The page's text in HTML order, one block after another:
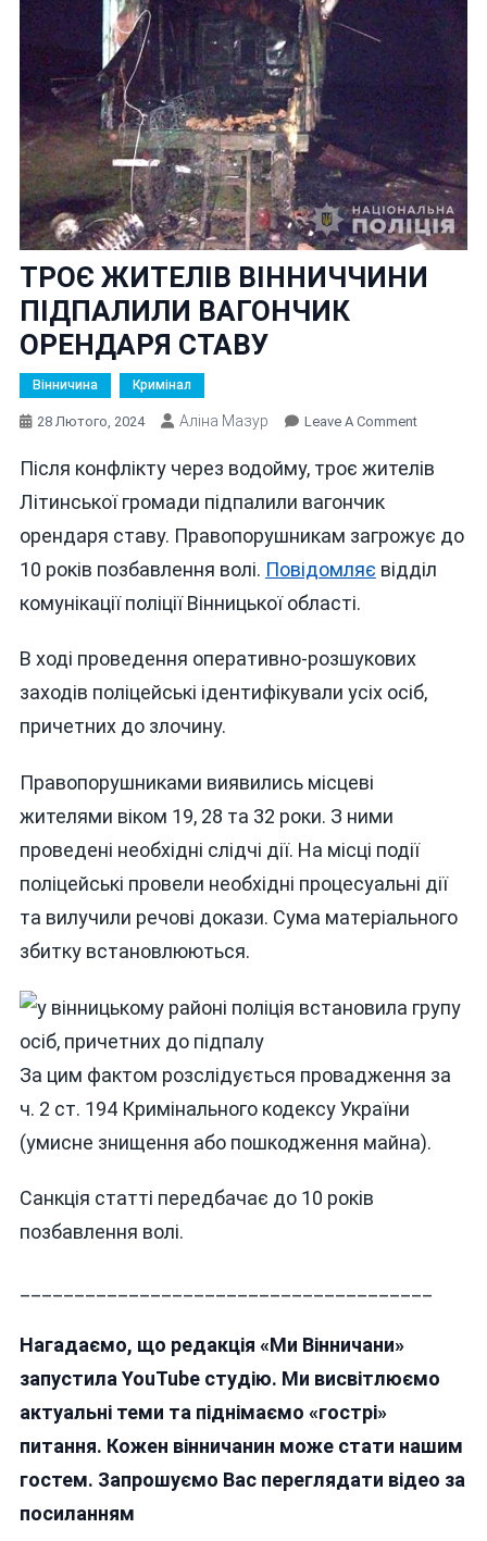
ТРОЄ ЖИТЕЛІВ ВІННИЧЧИНИ
ПІДПАЛИЛИ ВАГОНЧИК
ОРЕНДАРЯ СТАВУ
Вінничина Кримінал
28 Лютого, 2024 Аліна Мазур Leave A CommentOn
ЖИТЕЛІВ
ОРЕНДАРЯ
Після конфлікту через водойму, троє жителів
Літинської громади підпалили вагончик
орендаря ставу. Правопорушникам загрожує до
10 років позбавлення волі. Повідомляє відділ
комунікації поліції Вінницької області.
В ході проведення оперативно-розшукових
заходів поліцейські ідентифікували усіх осіб,
причетних до злочину.
Правопорушниками виявились місцеві
жителями віком 19, 28 та 32 роки. З ними
проведені необхідні слідчі дії. На місці події
поліцейські провели необхідні процесуальні дії
та вилучили речові докази. Сума матеріального
збитку встановлюються.
За цим фактом розслідується провадження за
ч. 2 ст. 194 Кримінального кодексу України
(умисне знищення або пошкодження майна).
Санкція статті передбачає до 10 років
позбавлення волі.
Нагадаємо, що редакція «Ми Вінничани»
запустила YouTube студію. Ми висвітлюємо
актуальні теми та піднімаємо «гострі»
питання. Кожен вінничанин може стати нашим
гостем. Запрошуємо Вас переглядати відео за
посиланням